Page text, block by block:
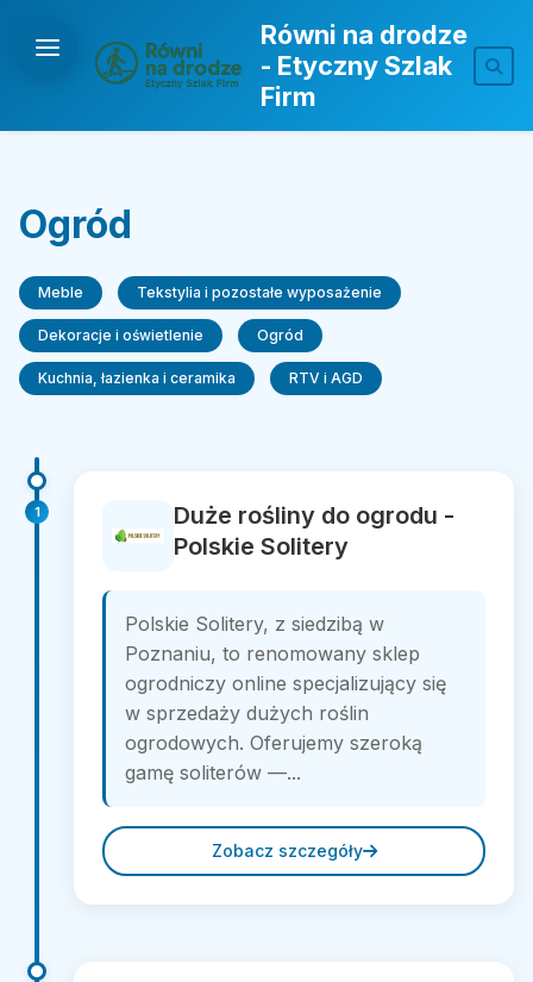
Równi na drodze
- Etyczny Szlak
Firm
Ogród
Meble Tekstylia i pozostałe wyposażenie
Dekoracje i oświetlenie Ogród
Kuchnia, łazienka i ceramika RTV i AGD
1
Duże rośliny do ogrodu -
Polskie Solitery
Polskie Solitery, z siedzibą w
Poznaniu, to renomowany sklep
ogrodniczy online specjalizujący się
w sprzedaży dużych roślin
ogrodowych. Oferujemy szeroką
gamę soliterów —...
Zobacz szczegóły